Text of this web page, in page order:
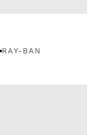
RAY-BAN